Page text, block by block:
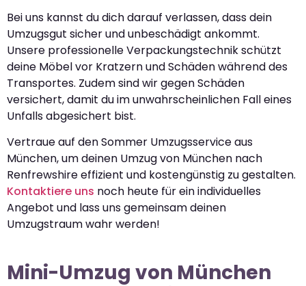
Bei uns kannst du dich darauf verlassen, dass dein
Umzugsgut sicher und unbeschädigt ankommt.
Unsere professionelle Verpackungstechnik schützt
deine Möbel vor Kratzern und Schäden während des
Transportes. Zudem sind wir gegen Schäden
versichert, damit du im unwahrscheinlichen Fall eines
Unfalls abgesichert bist.
Vertraue auf den Sommer Umzugsservice aus
München, um deinen Umzug von München nach
Renfrewshire effizient und kostengünstig zu gestalten.
Kontaktiere uns noch heute für ein individuelles
Angebot und lass uns gemeinsam deinen
Umzugstraum wahr werden!
Mini-Umzug von München